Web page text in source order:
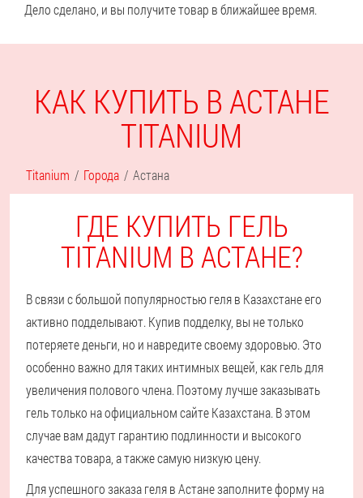
Дело сделано, и вы получите товар в ближайшее время.
КАК КУПИТЬ В АСТАНЕ
TITANIUM
Titanium Города Астана
ГДЕ КУПИТЬ ГЕЛЬ
TITANIUM В АСТАНЕ?
В связи с большой популярностью геля в Казахстане его
активно подделывают. Купив подделку, вы не только
потеряете деньги, но и навредите своему здоровью. Это
особенно важно для таких интимных вещей, как гель для
увеличения полового члена. Поэтому лучше заказывать
гель только на официальном сайте Казахстана. В этом
случае вам дадут гарантию подлинности и высокого
качества товара, а также самую низкую цену.
Для успешного заказа геля в Астане заполните форму на